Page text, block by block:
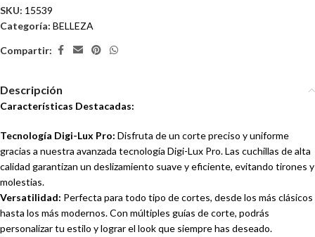
SKU: 15539
Categoría: BELLEZA
Compartir:
Descripción
Características Destacadas:
Tecnología Digi-Lux Pro: Disfruta de un corte preciso y uniforme
gracias a nuestra avanzada tecnología Digi-Lux Pro. Las cuchillas de alta
calidad garantizan un deslizamiento suave y eficiente, evitando tirones y
molestias.
Versatilidad: Perfecta para todo tipo de cortes, desde los más clásicos
hasta los más modernos. Con múltiples guías de corte, podrás
personalizar tu estilo y lograr el look que siempre has deseado.